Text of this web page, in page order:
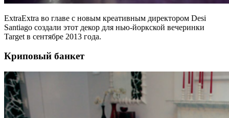
ExtraExtra во главе с новым креативным директором Desi
Santiago создали этот декор для нью-йоркской вечеринки
Target в сентябре 2013 года.
Криповый банкет